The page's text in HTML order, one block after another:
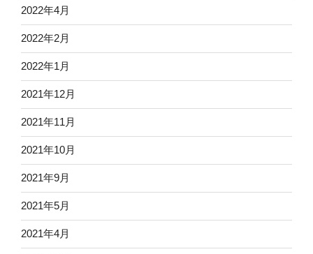
2022年4月
2022年2月
2022年1月
2021年12月
2021年11月
2021年10月
2021年9月
2021年5月
2021年4月